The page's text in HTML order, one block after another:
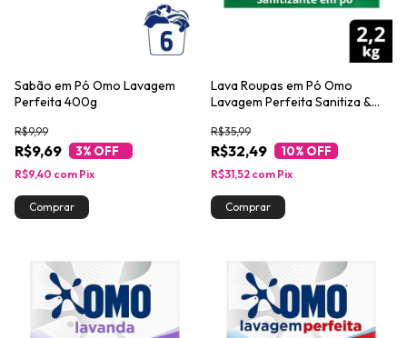
Sabão em Pó Omo Lavagem
Perfeita 400g
R$9,69
R$9,99
3% OFF
R$9,40 com Pix
Lava Roupas em Pó Omo
Lavagem Perfeita Sanitiza &
R$32,49
R$35,99
10% OFF
R$31,52 com Pix